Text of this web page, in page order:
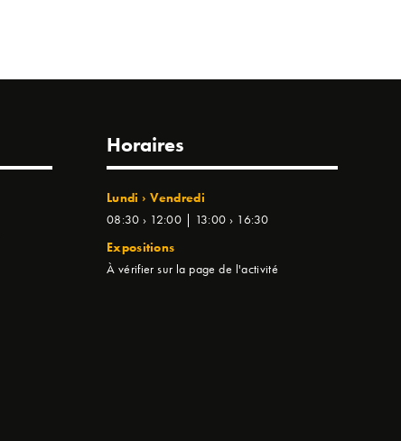
Horaires
Lundi › Vendredi
08:30 › 12:00 | 13:00 › 16:30
Expositions
À vérifier sur la page de l'activité